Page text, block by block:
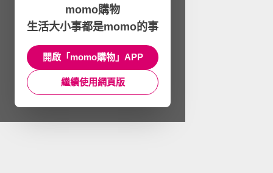
momo購物
生活大小事都是momo的事
開啟「momo購物」APP
繼續使用網頁版